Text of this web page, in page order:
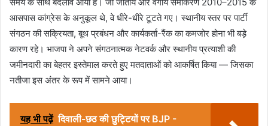
आसपास कांग्रेस के अनुकूल थे, वे धीरे-धीरे टूटते गए। स्थानीय स्तर पर पार्टी
संगठन की सक्रियता, बूथ प्रबंधन और कार्यकर्ता-रैंक का कमजोर होना भी बड़े
कारण रहे। भाजपा ने अपने संगठनात्मक नेटवर्क और स्थानीय प्रत्याशी की
जमीनदारी का बेहतर इस्तेमाल करते हुए मतदाताओं को आकर्षित किया — जिसका
नतीजा इस अंतर के रूप में सामने आया।
यह भी पढ़ें दिवाली-छठ की छुट्टियों पर BJP -